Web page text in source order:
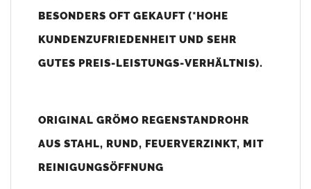
Vorteile vom GRÖMO Standrohr:
Stahlrohrmit hoher Stabilität und Stoßfestigkeit
integrierte Muffe für den Anschluss an 110 mm KG-Rohre
Innenbeschichtung(zusätzlicher Rostschutz) auf Basis
BESONDERS OFT GEKAUFT (*HOHE
KUNDENZUFRIEDENHEIT UND SEHR
GUTES PREIS-LEISTUNGS-VERHÄLTNIS).
ORIGINAL GRÖMO REGENSTANDROHR
AUS STAHL, RUND, FEUERVERZINKT, MIT
REINIGUNGSÖFFNUNG